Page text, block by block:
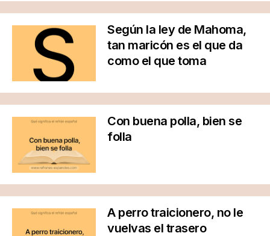
Según la ley de Mahoma,
tan maricón es el que da
como el que toma
Con buena polla, bien se
folla
A perro traicionero, no le
vuelvas el trasero